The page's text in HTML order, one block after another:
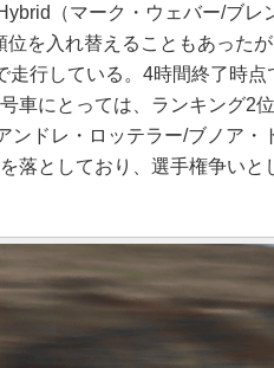
（マーク・ウェバー/ブレ
位を入れ替えることもあった
走行している。4時間終了時
車にとっては、ランキング2
ンドレ・ロッテラー/ブノア・
落としており、選手権争いと